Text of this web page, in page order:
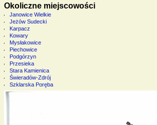
Okoliczne miejscowości
Janowice Wielkie
Jeżów Sudecki
Karpacz
Kowary
Mysłakowice
Piechowice
Podgórzyn
Przesieka
Stara Kamienica
Świeradów-Zdrój
Szklarska Poręba